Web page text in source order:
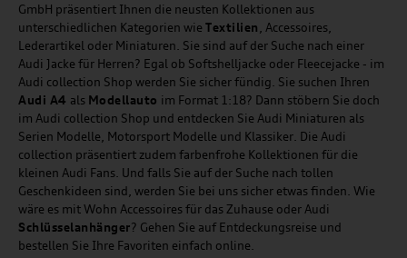
GmbH präsentiert Ihnen die neusten Kollektionen aus
unterschiedlichen Kategorien wie Textilien , Accessoires,
Lederartikel oder Miniaturen. Sie sind auf der Suche nach einer
Audi Jacke für Herren? Egal ob Softshelljacke oder Fleecejacke - im
Audi collection Shop werden Sie sicher fündig. Sie suchen Ihren
Audi A4 als Modellauto im Format 1:18? Dann stöbern Sie doch
im Audi collection Shop und entdecken Sie Audi Miniaturen als
Serien Modelle, Motorsport Modelle und Klassiker. Die Audi
collection präsentiert zudem farbenfrohe Kollektionen für die
kleinen Audi Fans. Und falls Sie auf der Suche nach tollen
Geschenkideen sind, werden Sie bei uns sicher etwas finden. Wie
wäre es mit Wohn Accessoires für das Zuhause oder Audi
Schlüsselanhänger? Gehen Sie auf Entdeckungsreise und
bestellen Sie Ihre Favoriten einfach online.